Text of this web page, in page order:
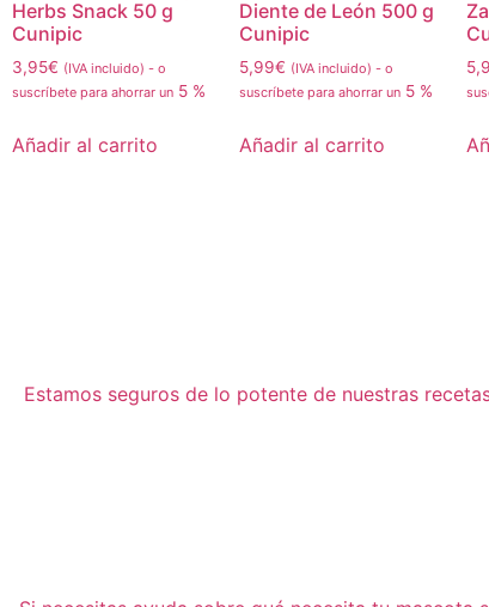
Herbs Snack 50 g
Cunipic
3,95€ (IVA incluido) - o
suscríbete para ahorrar un 5 %
Añadir al carrito
Diente de León 500 g
Cunipic
5,99€ (IVA incluido) - o
suscríbete para ahorrar un 5 %
Añadir al carrito
Estamos seguros de lo potente de nuestras